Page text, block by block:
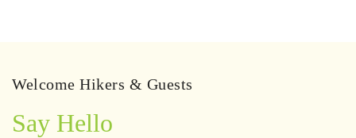
Welcome Hikers & Guests
Say Hello